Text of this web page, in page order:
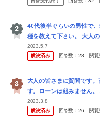
舎の...
40代後半ぐらいの男性で
種を教えて下さい。 大人
ただ収入が低いのでそれ程
2023.5.7
解決済み
回答数： 28 閲覧
大人の皆さまに質問です
す。ローンは組みません
はアウトバック→トゥアレ
→プリ...
2023.3.8
解決済み
回答数： 26 閲覧